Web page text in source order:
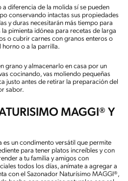
a diferencia de la molida sí se pueden
conservando intactas sus propiedades
y duras necesitarán más tiempo para
la pimienta idónea para recetas de larga
o cubrir carnes con granos enteros o
horno o a la parrilla.
grano y almacenarlo en casa por un
cocinando, vas moliendo pequeñas
justo antes de retirar la preparación del
sabor.
MAGGI® Y
es un condimento versátil que permite
para tener platos increíbles y con
a tu familia y amigos con
todos los días, anímate a agregar a
con el Sazonador Naturísimo MAGGI®,